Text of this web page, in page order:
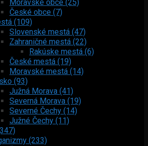
Moravské obce (25)
České obce (7)
(109)
Slovenské mestá (47)
Zahraničné mestá (22)
Rakúske mestá (6)
České mestá (19)
Moravské mestá (14)
(93)
Južná Morava (41)
Severná Morava (19)
Severné Čechy (14)
Južné Čechy (11)
(233)